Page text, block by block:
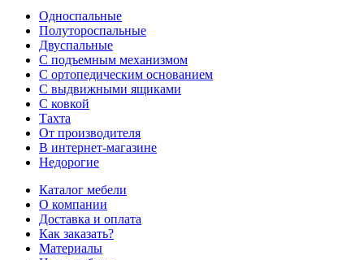
Односпальные
Полутороспальные
Двуспальные
С подъемным механизмом
С ортопедическим основанием
С выдвижными ящиками
С ковкой
Тахта
От производителя
В интернет-магазине
Недорогие
Каталог мебели
О компании
Доставка и оплата
Как заказать?
Материалы